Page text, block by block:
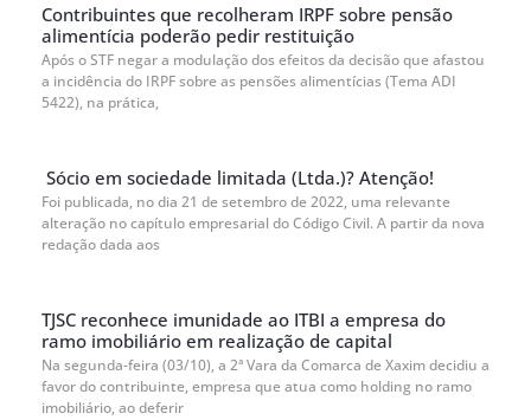
Contribuintes que recolheram IRPF sobre pensão
alimentícia poderão pedir restituição
Após o STF negar a modulação dos efeitos da decisão que afastou
a incidência do IRPF sobre as pensões alimentícias (Tema ADI
5422), na prática,
Sócio em sociedade limitada (Ltda.)? Atenção!
Foi publicada, no dia 21 de setembro de 2022, uma relevante
alteração no capítulo empresarial do Código Civil. A partir da nova
redação dada aos
TJSC reconhece imunidade ao ITBI a empresa do
ramo imobiliário em realização de capital
Na segunda-feira (03/10), a 2ª Vara da Comarca de Xaxim decidiu a
favor do contribuinte, empresa que atua como holding no ramo
imobiliário, ao deferir